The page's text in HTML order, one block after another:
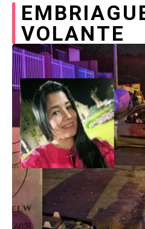
VOLANTE